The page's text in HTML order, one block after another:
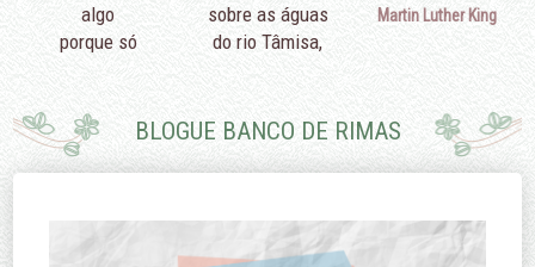
algo
porque só
Edmund Burke
sobre as águas
do rio Tâmisa,
sei nadar.
Martin Luther King
BLOGUE BANCO DE RIMAS